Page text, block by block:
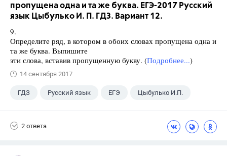
пропущена одна и та же буква. ЕГЭ-2017 Русский
язык Цыбулько И. П. ГДЗ. Вариант 12.
9.
Определите ряд, в котором в обоих словах пропущена одна и
та же буква. Выпишите
эти слова, вставив пропущенную букву. (Подробнее...)
14 сентября 2017
ГДЗ Русский язык ЕГЭ Цыбулько И.П.
2 ответа